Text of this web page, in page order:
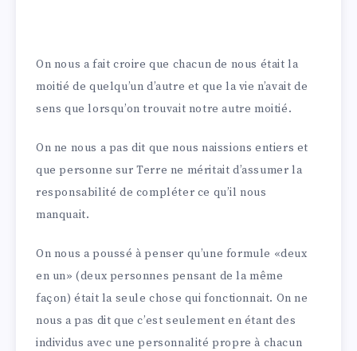
On nous a fait croire que chacun de nous était la
moitié de quelqu’un d’autre et que la vie n’avait de
sens que lorsqu’on trouvait notre autre moitié.
On ne nous a pas dit que nous naissions entiers et
que personne sur Terre ne méritait d’assumer la
responsabilité de compléter ce qu’il nous
manquait.
On nous a poussé à penser qu’une formule «deux
en un» (deux personnes pensant de la même
façon) était la seule chose qui fonctionnait. On ne
nous a pas dit que c’est seulement en étant des
individus avec une personnalité propre à chacun